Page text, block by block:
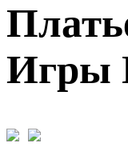
Игры